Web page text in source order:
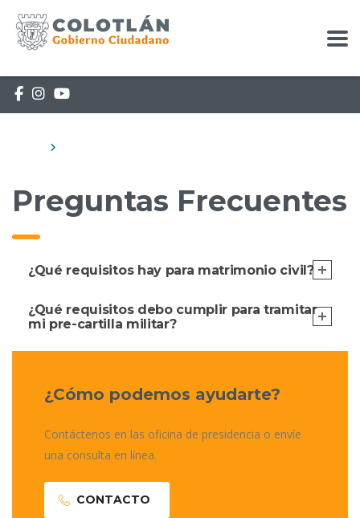
Preguntas Frecuentes
¿Qué requisitos hay para matrimonio civil?
¿Qué requisitos debo cumplir para tramitar
mi pre-cartilla militar?
¿Cómo podemos ayudarte?
Contáctenos en las oficina de presidencia o envíe
una consulta en línea.
CONTACTO